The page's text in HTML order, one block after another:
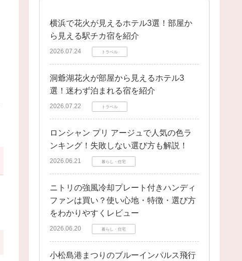
横浜で花火が見えるホテル3選！部屋か
ら見える駅チカ宿を紹介
2026.07.24 トラベル
洞爺湖花火が部屋から見えるホテル3
選！迷わず泊まれる宿を紹介
2026.07.22 トラベル
ロンシャン プリ アージュで人気の色ラ
ンキング！失敗しない選び方も解説！
2026.06.21 暮らし・住宅
ニトリの強風冷却プレート付きハンディ
ファンは買い？使い心地・特徴・選び方
をわかりやすくレビュー
2026.06.20 暮らし・住宅
小松島港まつりのブルーインパルス飛行